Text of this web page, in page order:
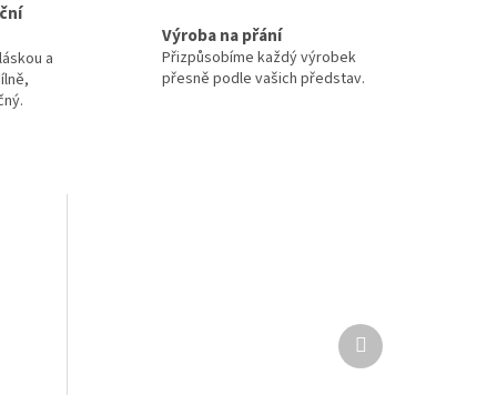
a
Výroba na přání
Přizpůsobíme každý výrobek
přesně podle vašich představ.
Další
produkt